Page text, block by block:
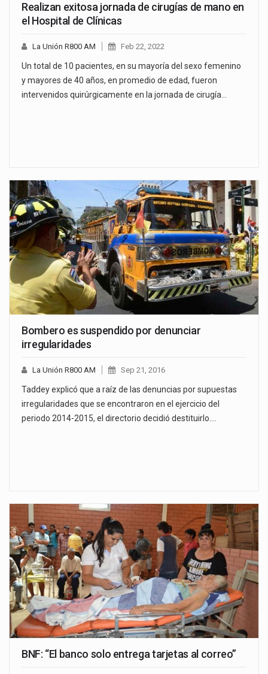
Realizan exitosa jornada de cirugías de mano en
el Hospital de Clínicas
La Unión R800 AM Feb 22, 2022
Un total de 10 pacientes, en su mayoría del sexo femenino
y mayores de 40 años, en promedio de edad, fueron
intervenidos quirúrgicamente en la jornada de cirugía…
Bombero es suspendido por denunciar
irregularidades
La Unión R800 AM Sep 21, 2016
Taddey explicó que a raíz de las denuncias por supuestas
irregularidades que se encontraron en el ejercicio del
periodo 2014-2015, el directorio decidió destituirlo.…
BNF: “El banco solo entrega tarjetas al correo”